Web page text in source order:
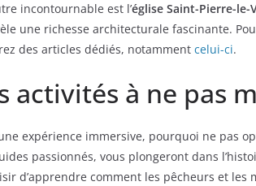
incontournable est l’église Saint-Pierre-le-
une richesse architecturale fascinante.
des articles dédiés, notamment celui-ci.
activités à ne pas
expérience immersive, pourquoi ne pas
passionnés, vous plongeront dans
d’apprendre comment les pêcheurs et les